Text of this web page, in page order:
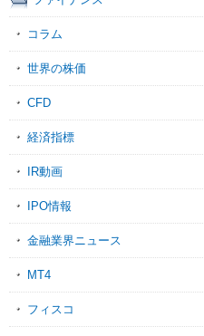
コラム
世界の株価
CFD
経済指標
IR動画
IPO情報
金融業界ニュース
MT4
フィスコ